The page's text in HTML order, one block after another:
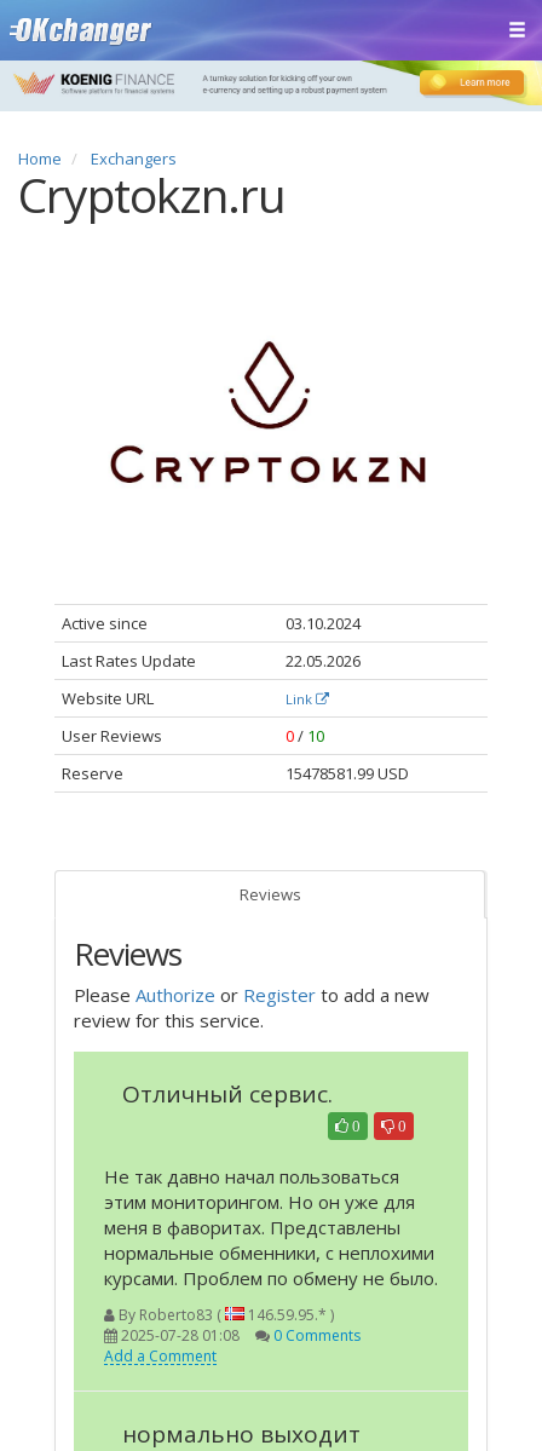
Home Exchangers
Cryptokzn.ru
Active since
03.10.2024
Last Rates Update
22.05.2026
Website URL
Link
User Reviews 0/ 10
Reserve
15478581.99 USD
Reviews
Reviews
Please Authorize or Register to add a new
review for this service.
Отличный сервис.
0
0
Не так давно начал пользоваться
этим мониторингом. Но он уже для
меня в фаворитах. Представлены
нормальные обменники, с неплохими
курсами. Проблем по обмену не было.
By Roberto83 (
146.59.95.* )
2025-07-28 01:08
0 Comments
Add a Comment
нормально выходит